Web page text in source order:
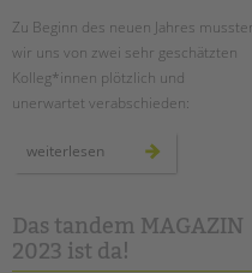
Kinder- und Jugendschutz
Unsere Videos
Gesellschafter VdK
schoolcoach BTL
Stellenangebote
tandem als Arbeitgeberin
Zu Beginn des neuen Jahres
wir uns von zwei sehr geschätzten
Kolleg*innen plötzlich und
unerwartet verabschieden:
weiterlesen
Das tandem MAGAZIN
2023 ist da!